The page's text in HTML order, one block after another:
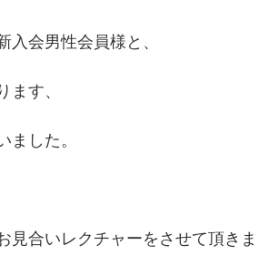
会男性会員様と、
す、
した。
見合いレクチャーをさせて頂き